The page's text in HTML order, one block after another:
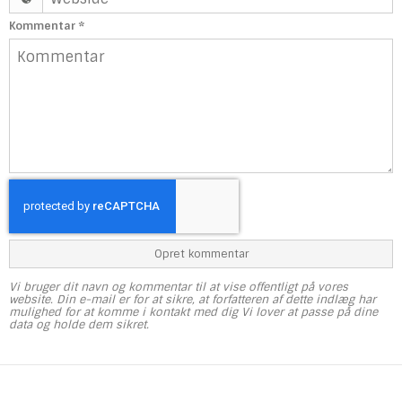
Kommentar *
Opret kommentar
Vi bruger dit navn og kommentar til at vise offentligt på vores
website. Din e-mail er for at sikre, at forfatteren af dette indlæg har
mulighed for at komme i kontakt med dig Vi lover at passe på dine
data og holde dem sikret.